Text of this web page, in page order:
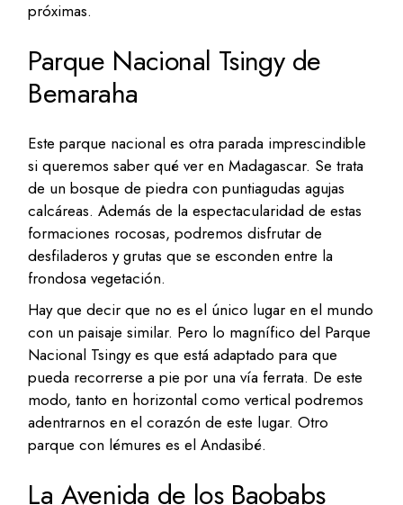
próximas.
Parque Nacional Tsingy de
Bemaraha
Este parque nacional es otra parada imprescindible
si queremos saber qué ver en Madagascar. Se trata
de un bosque de piedra con puntiagudas agujas
calcáreas. Además de la espectacularidad de estas
formaciones rocosas, podremos disfrutar de
desfiladeros y grutas que se esconden entre la
frondosa vegetación.
Hay que decir que no es el único lugar en el mundo
con un paisaje similar. Pero lo magnífico del Parque
Nacional Tsingy es que está adaptado para que
pueda recorrerse a pie por una vía ferrata. De este
modo, tanto en horizontal como vertical podremos
adentrarnos en el corazón de este lugar. Otro
parque con lémures es el Andasibé.
La Avenida de los Baobabs